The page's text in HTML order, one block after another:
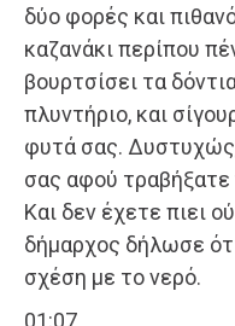
δύο φορές και
καζανάκι περίπου
βουρτσίσει τα
πλυντήριο, και
φυτά σας.
σας αφού τραβήξατε
Και δεν έχετε πιει
δήμαρχος δήλωσε
σχέση με το νερό.
01:07